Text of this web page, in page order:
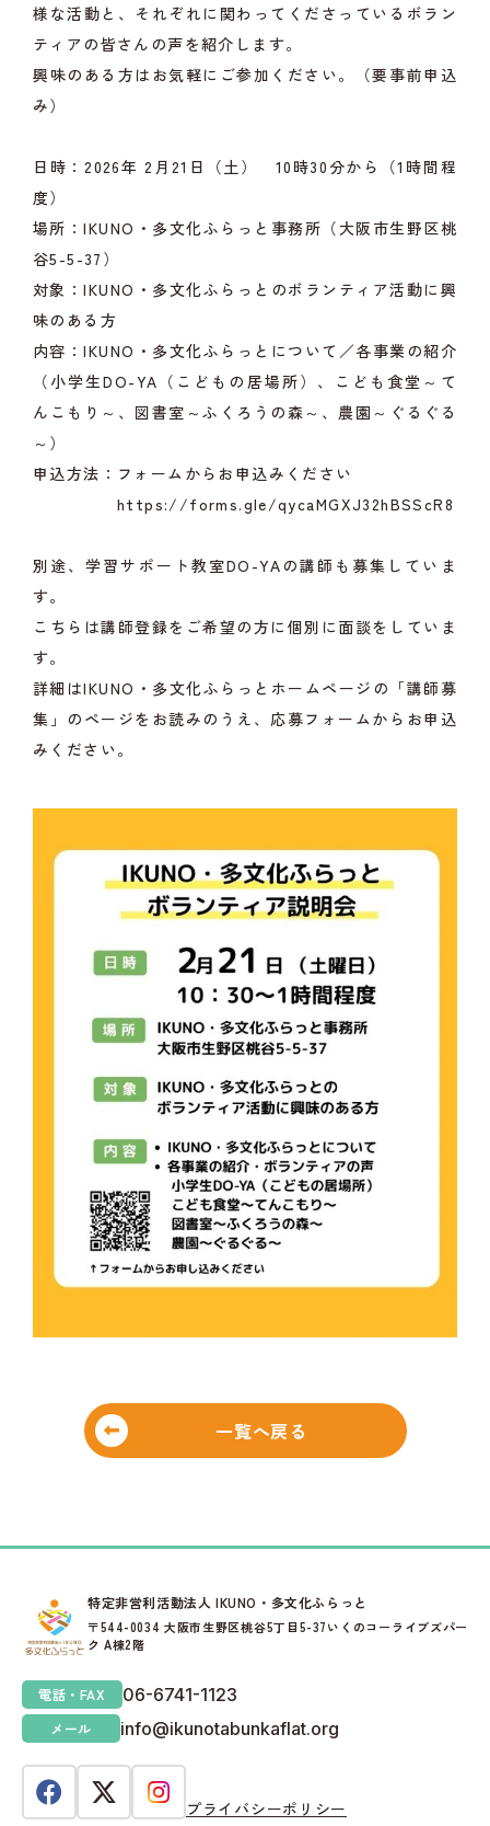
様な活動と、それぞれに関わってくださっているボラン
ティアの皆さんの声を紹介します。
興味のある方はお気軽にご参加ください。（要事前申込
み）
日時：2026年 2月21日（土） 10時30分から（1時間程
度）
場所：IKUNO・多文化ふらっと事務所（大阪市生野区桃
谷5-5-37）
対象：IKUNO・多文化ふらっとのボランティア活動に興
味のある方
内容：IKUNO・多文化ふらっとについて／各事業の紹介
（小学生DO-YA（こどもの居場所）、こども食堂～て
んこもり～、図書室～ふくろうの森～、農園～ぐるぐる
～）
申込方法：フォームからお申込みください
https://forms.gle/qycaMGXJ32hBSScR8
別途、学習サポート教室DO-YAの講師も募集していま
す。
こちらは講師登録をご希望の方に個別に面談をしていま
す。
詳細はIKUNO・多文化ふらっとホームページの「講師募
集」のページをお読みのうえ、応募フォームからお申込
みください。
一覧へ戻る
特定非営利活動法人 IKUNO・多文化ふらっと
〒544-0034 大阪市生野区桃谷5丁目5-37いくのコーライブズパー
ク A棟2階
電話・FAX 06-6741-1123
メール info@ikunotabunkaflat.org
プライバシーポリシー